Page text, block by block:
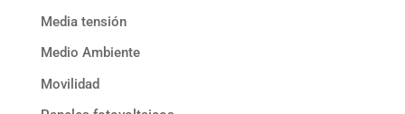
Media tensión
Medio Ambiente
Movilidad